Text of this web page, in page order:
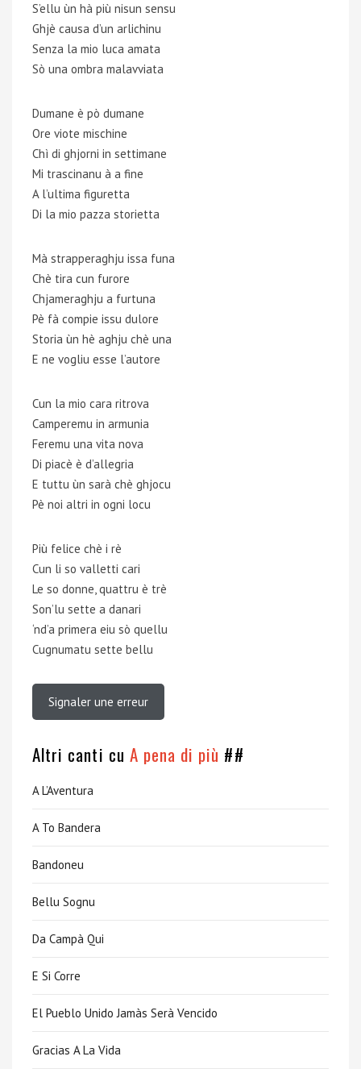
S’ellu ùn hà più nisun sensu
Ghjè causa d’un arlichinu
Senza la mio luca amata
Sò una ombra malavviata
Dumane è pò dumane
Ore viote mischine
Chì di ghjorni in settimane
Mi trascinanu à a fine
A l’ultima figuretta
Di la mio pazza storietta
Mà strapperaghju issa funa
Chè tira cun furore
Chjameraghju a furtuna
Pè fà compie issu dulore
Storia ùn hè aghju chè una
E ne vogliu esse l’autore
Cun la mio cara ritrova
Camperemu in armunia
Feremu una vita nova
Di piacè è d’allegria
E tuttu ùn sarà chè ghjocu
Pè noi altri in ogni locu
Più felice chè i rè
Cun li so valletti cari
Le so donne, quattru è trè
Son’lu sette a danari
‘nd’a primera eiu sò quellu
Cugnumatu sette bellu
Signaler une erreur
Altri canti cu A pena di più ##
A L’Aventura
A To Bandera
Bandoneu
Bellu Sognu
Da Campà Qui
E Si Corre
El Pueblo Unido Jamàs Serà Vencido
Gracias A La Vida